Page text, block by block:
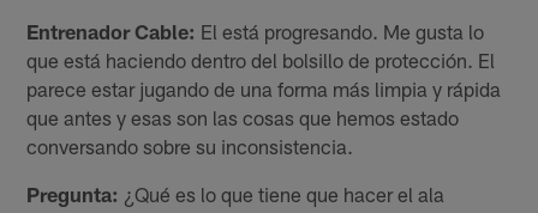
Entrenador Cable: El está progresando. Me gusta lo
que está haciendo dentro del bolsillo de protección. El
parece estar jugando de una forma más limpia y rápida
que antes y esas son las cosas que hemos estado
conversando sobre su inconsistencia.
Pregunta: ¿Qué es lo que tiene que hacer el ala